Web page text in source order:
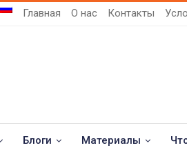
Главная О нас Контакты
Блоги Материалы